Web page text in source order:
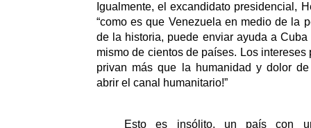
Igualmente, el excandidato presidencial,
“como es que Venezuela en medio de la
de la historia, puede enviar ayuda a
mismo de cientos de países. Los
privan más que la humanidad y dolor
abrir el canal humanitario!”
Esto es insólito, un país con